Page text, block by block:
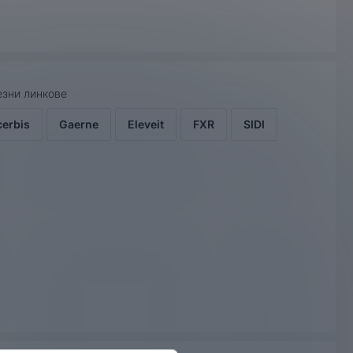
линкове
Gaerne Eleveit FXR SIDI